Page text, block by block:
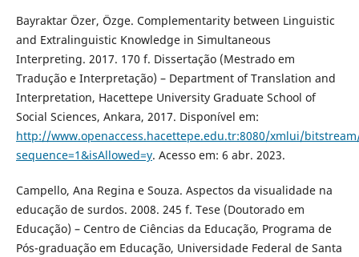
Bayraktar Özer, Özge. Complementarity between Linguistic
and Extralinguistic Knowledge in Simultaneous
Interpreting. 2017. 170 f. Dissertação (Mestrado em
Tradução e Interpretação) – Department of Translation and
Interpretation, Hacettepe University Graduate School of
Social Sciences, Ankara, 2017. Disponível em:
http://www.openaccess.hacettepe.edu.tr:8080/xmlui/
sequence=1&isAllowed=y. Acesso em: 6 abr. 2023.
Campello, Ana Regina e Souza. Aspectos da visualidade na
educação de surdos. 2008. 245 f. Tese (Doutorado em
Educação) – Centro de Ciências da Educação, Programa de
Pós-graduação em Educação, Universidade Federal de Santa